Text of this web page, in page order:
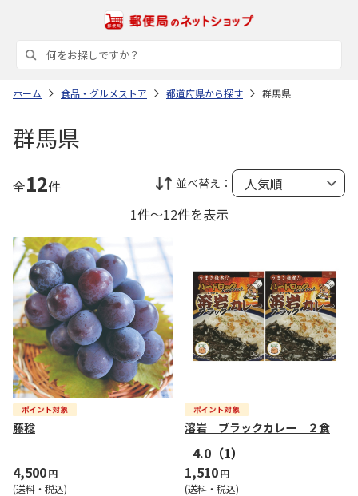
ホーム 食品・グルメストア 都道府県から探す 群馬県
群馬県
全12件 並べ替え：
1件～12件を表示
藤稔
4,500円
(送料・税込)
溶岩 ブラックカレー ２食
4.0 （1）
1,510円
(送料・税込)